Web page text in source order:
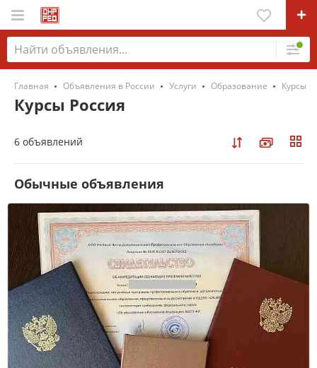
Главная Объявления в России Услуги Образование Курсы
Курсы Россия
6 объявлений
Обычные объявления